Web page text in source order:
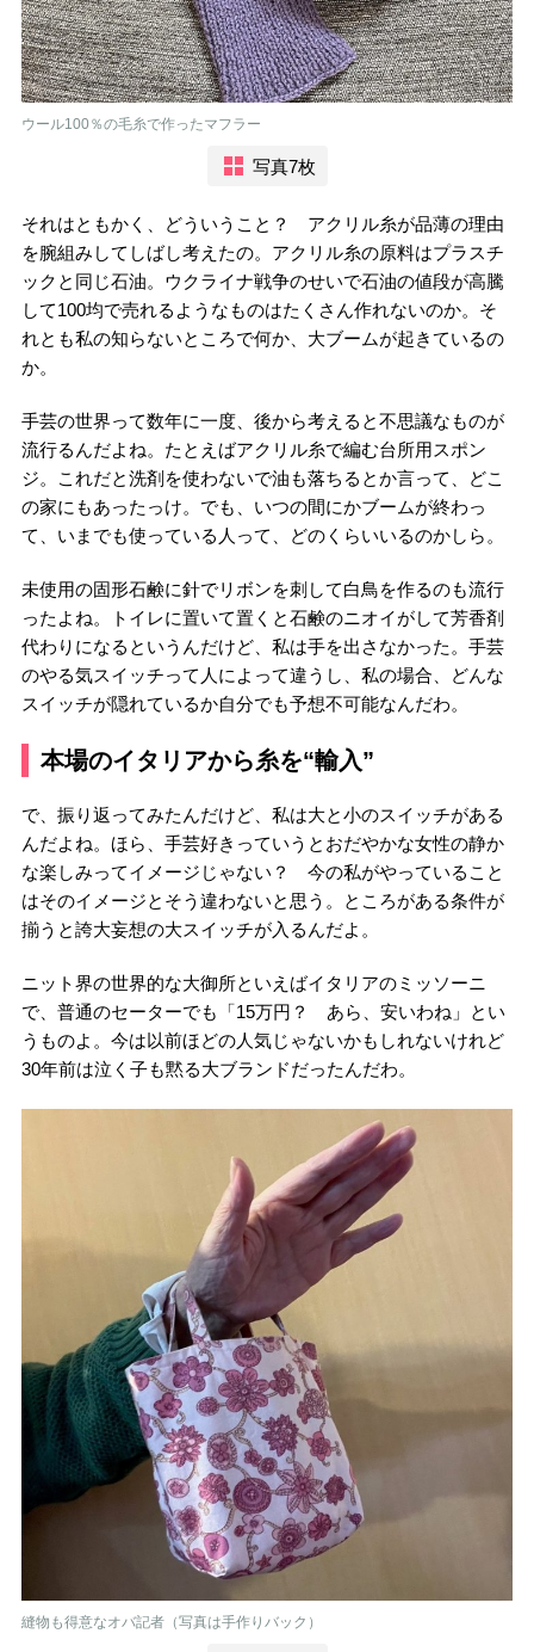
ウール100％の毛糸で作ったマフラー
写真7枚
それはともかく、どういうこと？ アクリル糸が品薄の理由
を腕組みしてしばし考えたの。アクリル糸の原料はプラスチ
ックと同じ石油。ウクライナ戦争のせいで石油の値段が高騰
して100均で売れるようなものはたくさん作れないのか。そ
れとも私の知らないところで何か、大ブームが起きているの
か。
手芸の世界って数年に一度、後から考えると不思議なものが
流行るんだよね。たとえばアクリル糸で編む台所用スポン
ジ。これだと洗剤を使わないで油も落ちるとか言って、どこ
の家にもあったっけ。でも、いつの間にかブームが終わっ
て、いまでも使っている人って、どのくらいいるのかしら。
未使用の固形石鹸に針でリボンを刺して白鳥を作るのも流行
ったよね。トイレに置いて置くと石鹸のニオイがして芳香剤
代わりになるというんだけど、私は手を出さなかった。手芸
のやる気スイッチって人によって違うし、私の場合、どんな
スイッチが隠れているか自分でも予想不可能なんだわ。
本場のイタリアから糸を“輸入”
で、振り返ってみたんだけど、私は大と小のスイッチがある
んだよね。ほら、手芸好きっていうとおだやかな女性の静か
な楽しみってイメージじゃない？ 今の私がやっていること
はそのイメージとそう違わないと思う。ところがある条件が
揃うと誇大妄想の大スイッチが入るんだよ。
ニット界の世界的な大御所といえばイタリアのミッソーニ
で、普通のセーターでも「15万円？ あら、安いわね」とい
うものよ。今は以前ほどの人気じゃないかもしれないけれど
30年前は泣く子も黙る大ブランドだったんだわ。
縫物も得意なオバ記者（写真は手作りバック）